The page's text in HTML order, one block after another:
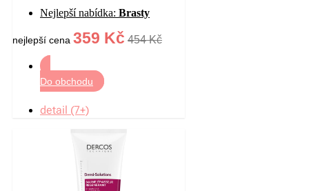
Nejlepší nabídka: Brasty
nejlepší cena 359 Kč 454 Kč
Do obchodu
detail (7+)